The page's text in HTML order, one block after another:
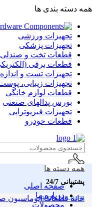
همه دسته بندی ها
تجهیزات ورزشی
تجهیزات پزشکی
قطعات تخت و صندلی
قطعات برقی
تجهیزات تست و
تجهیزات زیبایی،
قطعات لوازم خانگی
بورس پدالهای صنعتی
تجهیزات فیزیوتراپی
قطعات خودرو
پشتیبانی 24/7
0998-148-8468
همه دسته ها
صفحه اصلی
درباره ما
محصولات
خانهقطعات اتوماسیون